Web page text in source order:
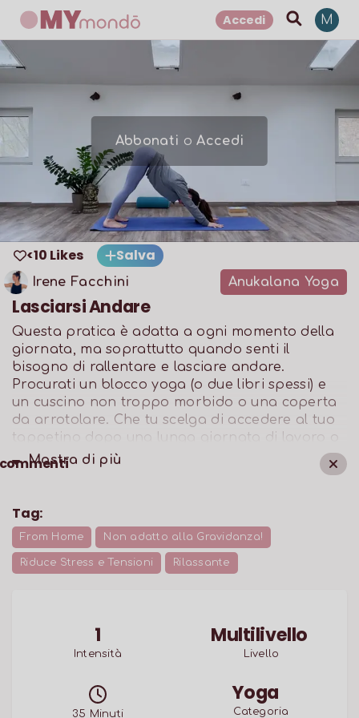
Accedi M
Abbonati oAccedi
<10 Likes Salva
Irene Facchini Anukalana Yoga
Lasciarsi Andare
Questa pratica è adatta a ogni momento della
giornata, ma soprattutto quando senti il
bisogno di rallentare e lasciare andare.
Procurati un blocco yoga (o due libri spessi) e
un cuscino non troppo morbido o una coperta
da arrotolare. Che tu scelga di accedere al tuo
tappetino dopo una lunga giornata di lavoro o
di primo mattino, concediti questi minuti per
Mostra di più
Tag:
From Home Non adatto alla Gravidanza!
Riduce Stress e Tensioni Rilassante
1
Intensità
Multilivello
Livello
35 Minuti
Yoga
Categoria